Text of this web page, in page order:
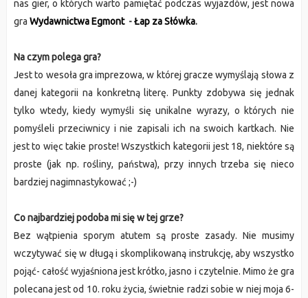
nas gier, o których warto pamiętać podczas wyjazdów, jest nowa
gra Wydawnictwa Egmont -Łap za Słówka.
Na czym polega gra?
Jest to wesoła gra imprezowa, w której gracze wymyślają słowa z
danej kategorii na konkretną literę. Punkty zdobywa się jednak
tylko wtedy, kiedy wymyśli się unikalne wyrazy, o których nie
pomyśleli przeciwnicy i nie zapisali ich na swoich kartkach. Nie
jest to więc takie proste! Wszystkich kategorii jest 18, niektóre są
proste (jak np. rośliny, państwa), przy innych trzeba się nieco
bardziej nagimnastykować ;-)
Co najbardziej podoba mi się w tej grze?
Bez wątpienia sporym atutem są proste zasady. Nie musimy
wczytywać się w długą i skomplikowaną instrukcję, aby wszystko
pojąć- całość wyjaśniona jest krótko, jasno i czytelnie. Mimo że gra
polecana jest od 10. roku życia, świetnie radzi sobie w niej moja 6-